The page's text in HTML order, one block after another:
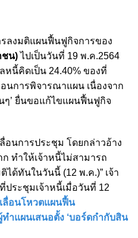
รลงมติแผนฟื้นฟูกิจการของ
ชน)ไปเป็นวันที่ 19 พ.ค.2564
หนี้คิดเป็น 24.40% ของที่
นการพิจารณาแผน เนื่องจาก
ๆ’ ยื่นขอแก้ไขแผนฟื้นฟูกิจ
อนการประชุม โดยกล่าวอ้าง
ทำให้เจ้าหนี้ไม่สามารถ
ด้ทันในวันนี้ (12 พ.ค.)” เจ้า
ระชุมเจ้าหนี้เมื่อวันที่ 12
เลื่อนโหวตแผนฟื้น
ทำแผนเสนอตั้ง ‘บอร์ดกำกับสิน